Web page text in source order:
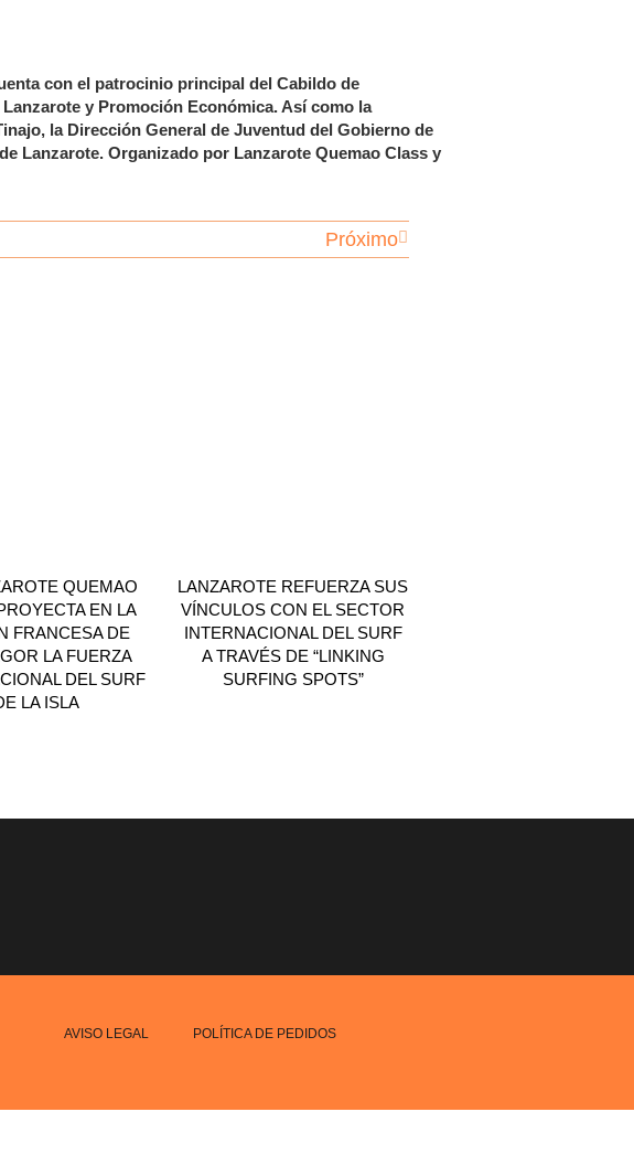
con el patrocinio principal del Cabildo de
y Promoción Económica. Así como la
la Dirección General de Juventud del Gobierno de
Lanzarote. Organizado por Lanzarote Quemao Class y
Próximo
QUEMAO
EN LA
FRANCESA DE
LA FUERZA
DEL SURF
LA ISLA
LANZAROTE REFUERZA SUS
VÍNCULOS CON EL SECTOR
INTERNACIONAL DEL SURF
A TRAVÉS DE “LINKING
SURFING SPOTS”
AVISO LEGAL POLÍTICA DE PEDIDOS